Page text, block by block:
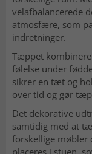
velafbalancerede
atmosfære, som
indretninger.
Tæppet
følelse under
sikrer en tæt og
over tid og gør
Det dekorative
samtidig med at
forskellige møbler